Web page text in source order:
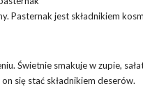
Pasternak jest składnikiem
Świetnie smakuje w zupie,
się stać składnikiem deserów.